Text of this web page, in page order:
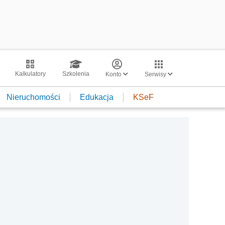
Kalkulatory Szkolenia Konto Serwisy
Nieruchomości Edukacja KSeF